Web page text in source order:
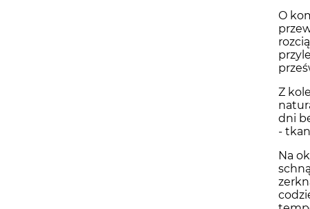
O
Z
dni
-
Na